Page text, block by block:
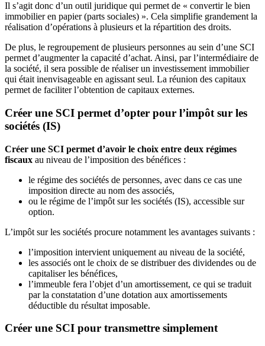
Il s’agit donc d’un outil juridique qui permet de « convertir le bien
immobilier en papier (parts sociales) ». Cela simplifie grandement la
réalisation d’opérations à plusieurs et la répartition des droits.
De plus, le regroupement de plusieurs personnes au sein d’une SCI
permet d’augmenter la capacité d’achat. Ainsi, par l’intermédiaire de
la société, il sera possible de réaliser un investissement immobilier
qui était inenvisageable en agissant seul. La réunion des capitaux
permet de faciliter l’obtention de capitaux externes.
Créer une SCI permet d’opter pour l’impôt sur les
sociétés (IS)
Créer une SCI permet d’avoir le choix entre deux régimes
fiscaux au niveau de l’imposition des bénéfices :
le régime des sociétés de personnes, avec dans ce cas une
imposition directe au nom des associés,
ou le régime de l’impôt sur les sociétés (IS), accessible sur
option.
L’impôt sur les sociétés procure notamment les avantages suivants :
l’imposition intervient uniquement au niveau de la société,
les associés ont le choix de se distribuer des dividendes ou de
capitaliser les bénéfices,
l’immeuble fera l’objet d’un amortissement, ce qui se traduit
par la constatation d’une dotation aux amortissements
déductible du résultat imposable.
Créer une SCI pour transmettre simplement